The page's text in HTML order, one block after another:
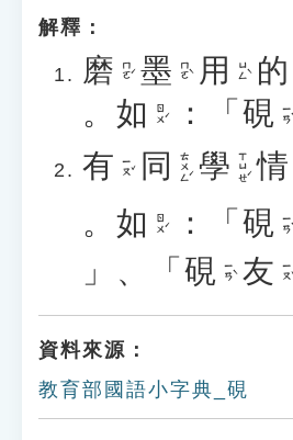
解釋：
磨 ㄇㄛˊ 墨 ㄇㄛˋ 用 ㄩㄥˋ 的
。 如 ㄖㄨˊ ：「 硯 ㄧㄢˋ
有 ㄧㄡˇ 同 ㄊㄨㄥˊ 學 ㄒㄩㄝˊ 情
。 如 ㄖㄨˊ ：「 硯 ㄧㄢˋ
」、「 硯 ㄧㄢˋ 友 ㄧㄡˇ
資料來源：
教育部國語小字典_硯